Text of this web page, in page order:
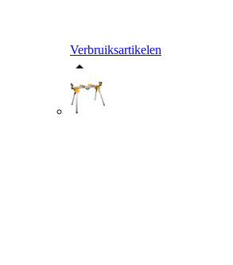
Verbruiksartikelen